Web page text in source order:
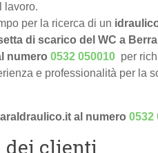
lavoro.
per la ricerca di un
di scarico del WC a
numero 0532 050010 per
e professionalità per la
al numero 0532
dei clienti